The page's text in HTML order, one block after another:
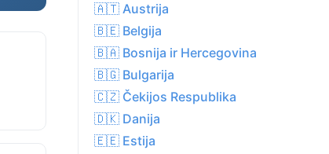
🇦🇹 Austrija
🇧🇪 Belgija
🇧🇦 Bosnija ir Hercegovina
🇧🇬 Bulgarija
🇨🇿 Čekijos Respublika
🇩🇰 Danija
🇪🇪 Estija